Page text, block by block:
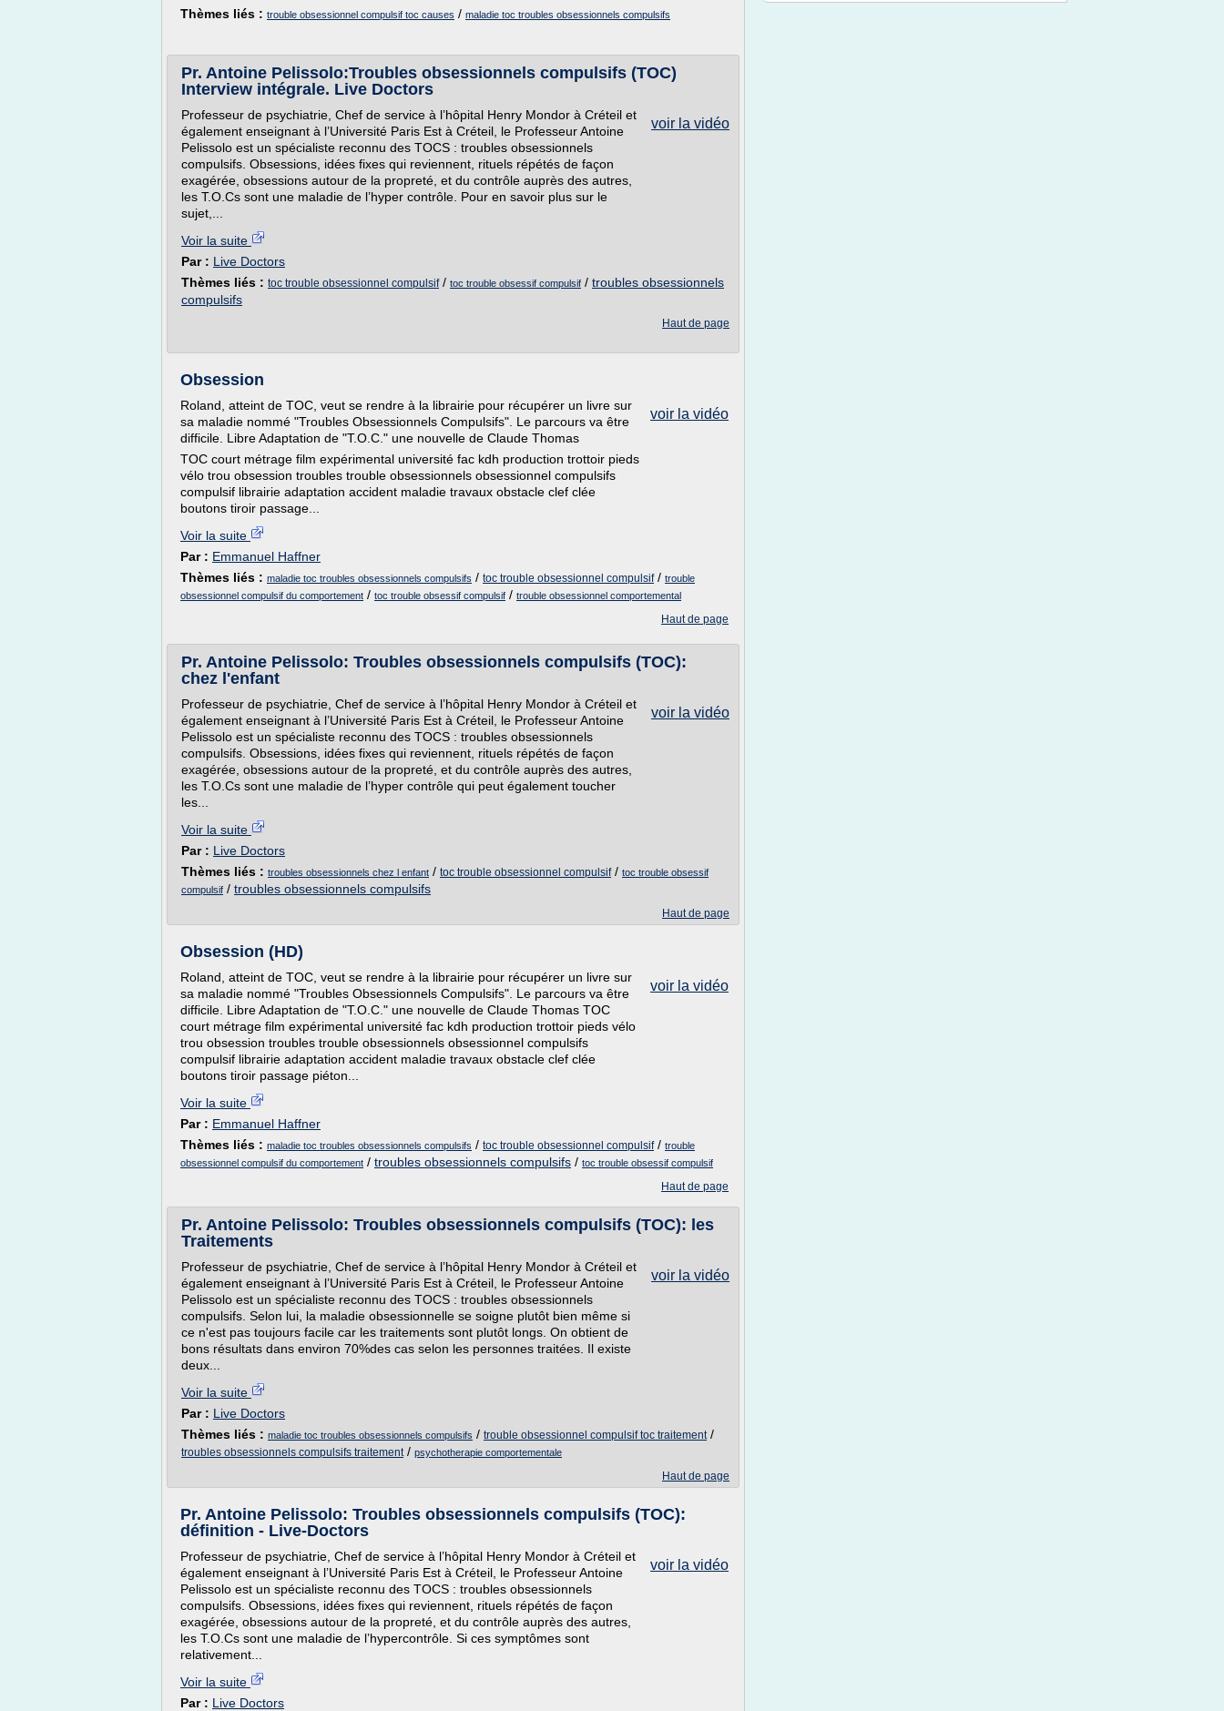
Thèmes liés : trouble obsessionnel compulsif toc causes / maladie toc troubles obsessionnels compulsifs
Pr. Antoine Pelissolo:Troubles obsessionnels compulsifs (TOC)
Interview intégrale. Live Doctors
voir la vidéo
Professeur de psychiatrie, Chef de service à l’hôpital Henry Mondor à Créteil et
également enseignant à l’Université Paris Est à Créteil, le Professeur Antoine
Pelissolo est un spécialiste reconnu des TOCS : troubles obsessionnels
compulsifs. Obsessions, idées fixes qui reviennent, rituels répétés de façon
exagérée, obsessions autour de la propreté, et du contrôle auprès des autres,
les T.O.Cs sont une maladie de l’hyper contrôle. Pour en savoir plus sur le
sujet,...
Voir la suite
Par : Live Doctors
Thèmes liés : toc trouble obsessionnel compulsif/ toc trouble obsessif compulsif / troubles obsessionnels
compulsifs
Haut de page
Obsession
voir la vidéo
Roland, atteint de TOC, veut se rendre à la librairie pour récupérer un livre sur
sa maladie nommé "Troubles Obsessionnels Compulsifs". Le parcours va être
difficile. Libre Adaptation de "T.O.C." une nouvelle de Claude Thomas
TOC court métrage film expérimental université fac kdh production trottoir pieds
vélo trou obsession troubles trouble obsessionnels obsessionnel compulsifs
compulsif librairie adaptation accident maladie travaux obstacle clef clée
boutons tiroir passage...
Voir la suite
Par : Emmanuel Haffner
Thèmes liés : maladie toc troubles obsessionnels compulsifs / toc trouble obsessionnel compulsif/ trouble
obsessionnel compulsif du comportement / toc trouble obsessif compulsif / trouble obsessionnel comportemental
Haut de page
Pr. Antoine Pelissolo: Troubles obsessionnels compulsifs (TOC):
chez l'enfant
voir la vidéo
Professeur de psychiatrie, Chef de service à l’hôpital Henry Mondor à Créteil et
également enseignant à l’Université Paris Est à Créteil, le Professeur Antoine
Pelissolo est un spécialiste reconnu des TOCS : troubles obsessionnels
compulsifs. Obsessions, idées fixes qui reviennent, rituels répétés de façon
exagérée, obsessions autour de la propreté, et du contrôle auprès des autres,
les T.O.Cs sont une maladie de l’hyper contrôle qui peut également toucher
les...
Voir la suite
Par : Live Doctors
Thèmes liés : troubles obsessionnels chez l enfant / toc trouble obsessionnel compulsif/ toc trouble obsessif
compulsif / troubles obsessionnels compulsifs
Haut de page
Obsession (HD)
voir la vidéo
Roland, atteint de TOC, veut se rendre à la librairie pour récupérer un livre sur
sa maladie nommé "Troubles Obsessionnels Compulsifs". Le parcours va être
difficile. Libre Adaptation de "T.O.C." une nouvelle de Claude Thomas TOC
court métrage film expérimental université fac kdh production trottoir pieds vélo
trou obsession troubles trouble obsessionnels obsessionnel compulsifs
compulsif librairie adaptation accident maladie travaux obstacle clef clée
boutons tiroir passage piéton...
Voir la suite
Par : Emmanuel Haffner
Thèmes liés : maladie toc troubles obsessionnels compulsifs / toc trouble obsessionnel compulsif/ trouble
obsessionnel compulsif du comportement / troubles obsessionnels compulsifs / toc trouble obsessif compulsif
Haut de page
Pr. Antoine Pelissolo: Troubles obsessionnels compulsifs (TOC): les
Traitements
voir la vidéo
Professeur de psychiatrie, Chef de service à l’hôpital Henry Mondor à Créteil et
également enseignant à l’Université Paris Est à Créteil, le Professeur Antoine
Pelissolo est un spécialiste reconnu des TOCS : troubles obsessionnels
compulsifs. Selon lui, la maladie obsessionnelle se soigne plutôt bien même si
ce n'est pas toujours facile car les traitements sont plutôt longs. On obtient de
bons résultats dans environ 70%des cas selon les personnes traitées. Il existe
deux...
Voir la suite
Par : Live Doctors
Thèmes liés : maladie toc troubles obsessionnels compulsifs / trouble obsessionnel compulsif toc traitement/
troubles obsessionnels compulsifs traitement/ psychotherapie comportementale
Haut de page
Pr. Antoine Pelissolo: Troubles obsessionnels compulsifs (TOC):
définition - Live-Doctors
voir la vidéo
Professeur de psychiatrie, Chef de service à l’hôpital Henry Mondor à Créteil et
également enseignant à l’Université Paris Est à Créteil, le Professeur Antoine
Pelissolo est un spécialiste reconnu des TOCS : troubles obsessionnels
compulsifs. Obsessions, idées fixes qui reviennent, rituels répétés de façon
exagérée, obsessions autour de la propreté, et du contrôle auprès des autres,
les T.O.Cs sont une maladie de l’hypercontrôle. Si ces symptômes sont
relativement...
Voir la suite
Par : Live Doctors